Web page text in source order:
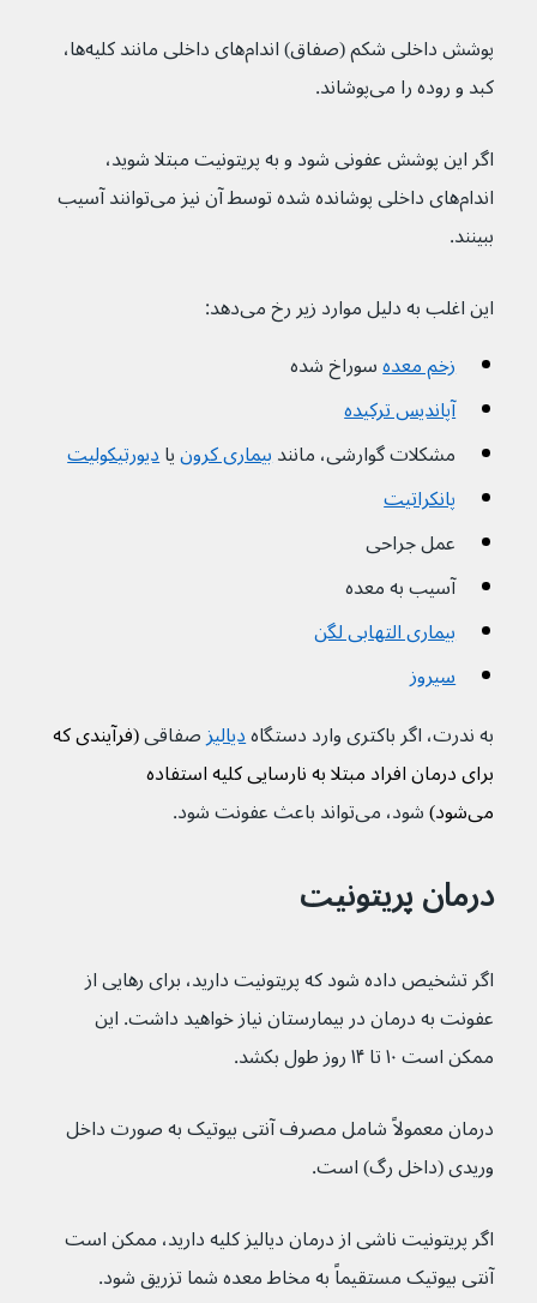
پوشش داخلی شکم (صفاق) اندام‌های داخلی مانند کلیه‌ها،
کبد و روده را می‌پوشاند.
اگر این پوشش عفونی شود و به پریتونیت مبتلا شوید،
اندام‌های داخلی پوشانده شده توسط آن نیز می‌توانند آسیب
ببینند.
این اغلب به دلیل موارد زیر رخ می‌دهد:
زخم معده سوراخ شده
آپاندیس ترکیده
مشکلات گوارشی، مانند بیماری کرون یا دیورتیکولیت
پانکراتیت
عمل جراحی
آسیب به معده
بیماری التهابی لگن
سیروز
به ندرت، اگر باکتری وارد دستگاه دیالیز صفاقی (فرآیندی که
برای درمان افراد مبتلا به نارسایی کلیه استفاده
می‌شود)
شود، می‌تواند باعث عفونت شود.
درمان پریتونیت
اگر تشخیص داده شود که پریتونیت دارید، برای رهایی از
عفونت به درمان در بیمارستان نیاز خواهید داشت. این
ممکن است ۱۰ تا ۱۴ روز طول بکشد.
درمان معمولاً شامل مصرف آنتی بیوتیک به صورت داخل
وریدی (داخل رگ) است.
اگر پریتونیت ناشی از درمان دیالیز کلیه دارید، ممکن است
آنتی بیوتیک مستقیماً به مخاط معده شما تزریق شود.